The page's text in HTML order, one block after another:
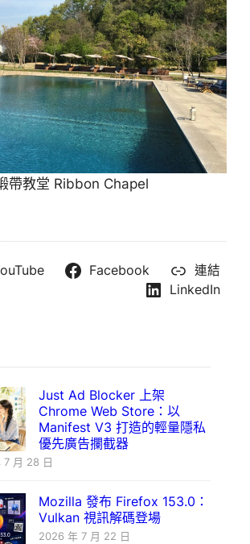
帶教堂 Ribbon Chapel
Facebook
連結
LinkedIn
Just Ad Blocker 上架
Chrome Web Store：以
Manifest V3 打造的輕量隱私
優先廣告攔截器
7 月 28 日
Mozilla 發布 Firefox 153.0：
Vulkan 視訊解碼登場
2026 年 7 月 22 日